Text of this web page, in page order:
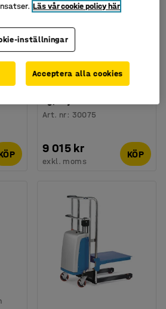
Ministaplare HEAVE, 400
Art. nr: 30075
9 015 kr
exkl. moms
KÖP
Läs vår cookie policy här
inställningar
Acceptera alla cookies